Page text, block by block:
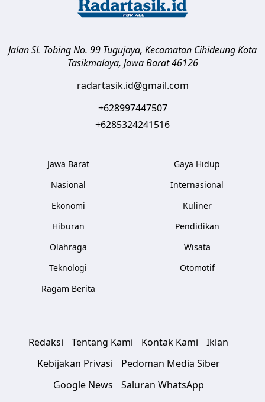
Jalan SL Tobing No. 99 Tugujaya, Kecamatan CihideungKota
Tasikmalaya, Jawa Barat 46126
radartasik.id@gmail.com
+628997447507
+6285324241516
Jawa Barat
Nasional
Ekonomi
Hiburan
Olahraga
Teknologi
Ragam Berita
Gaya Hidup
Internasional
Kuliner
Pendidikan
Wisata
Otomotif
Redaksi Tentang Kami Kontak Kami
Iklan
Kebijakan Privasi
Pedoman Media Siber
Google News
Saluran WhatsApp